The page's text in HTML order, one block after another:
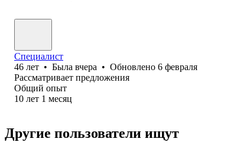
Специалист
46 лет • Была вчера • Обновлено 6 февраля
Рассматривает предложения
Общий опыт
10 лет 1 месяц
Другие пользователи ищут